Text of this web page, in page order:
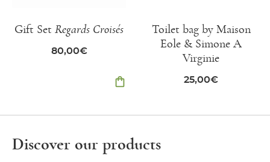
Gift Set Regards Croisés
80,00€
shopping_bag
Toilet bag by Maison
Eole & Simone A
Virginie
25,00€
Discover our products